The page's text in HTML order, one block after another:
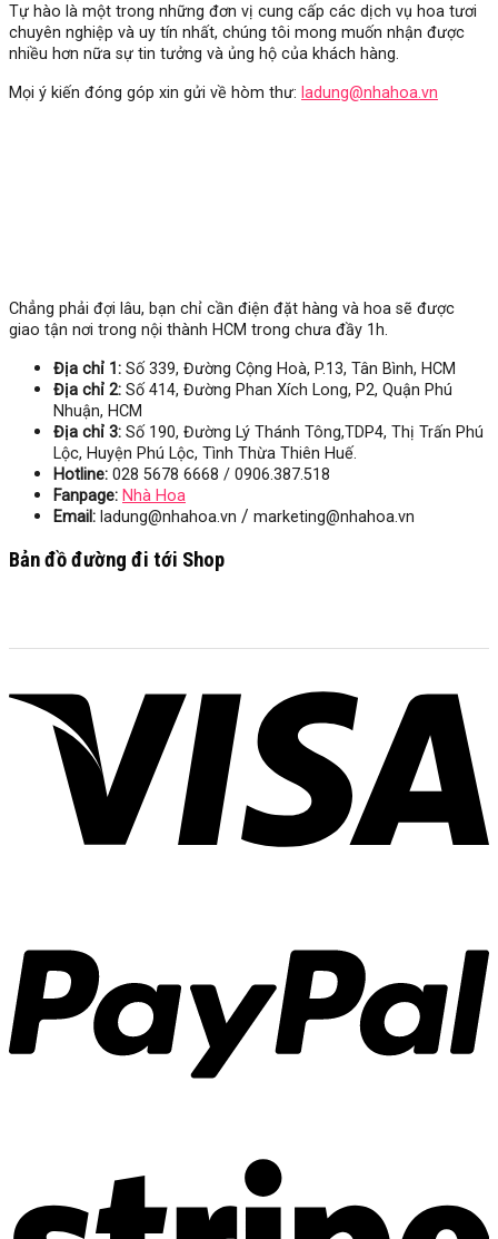
Tự hào là một trong những đơn vị cung cấp các dịch vụ hoa tươi
chuyên nghiệp và uy tín nhất, chúng tôi mong muốn nhận được
nhiều hơn nữa sự tin tưởng và ủng hộ của khách hàng.
Mọi ý kiến đóng góp xin gửi về hòm thư: ladung@nhahoa.vn
Chẳng phải đợi lâu, bạn chỉ cần điện đặt hàng và hoa sẽ được
giao tận nơi trong nội thành HCM trong chưa đầy 1h.
Địa chỉ 1: Số 339, Đường Cộng Hoà, P.13, Tân Bình, HCM
Địa chỉ 2: Số 414, Đường Phan Xích Long, P2, Quận Phú
Nhuận, HCM
Địa chỉ 3: Số 190, Đường Lý Thánh Tông,TDP4, Thị Trấn Phú
Lộc, Huyện Phú Lộc, Tình Thừa Thiên Huế.
Hotline: 028 5678 6668 / 0906.387.518
Fanpage: Nhà Hoa
Email: ladung@nhahoa.vn / marketing@nhahoa.vn
Bản đồ đường đi tới Shop